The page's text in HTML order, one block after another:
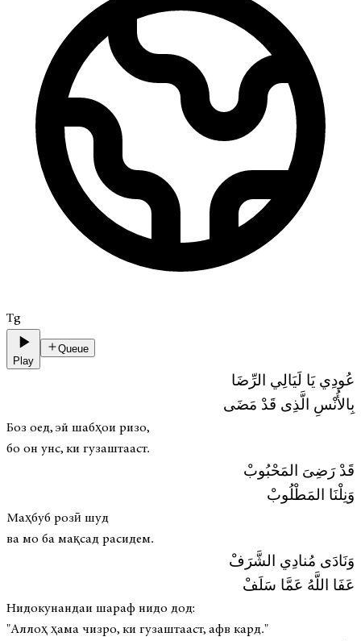
Tg
Play
Queue
عُودِي يَا لَيَالِي الرِّضَا
بِالأُنْسِ الَّذِى قَدْ مَضَى
Боз оед, эй шабҳои ризо,
бо он унс, ки гузаштааст.
قَدْ رَضِىَ المَحْبُوبْ
وَنِلْنَا المَطْلُوبْ
Маҳбуб розӣ шуд
ва мо ба мақсад расидем.
وَنَادَى مُنادِي الشَّرَفْ
عَفَا اللَّهُ عَمَّا سَلَفْ
Нидокунандаи шараф нидо дод:
"Аллоҳ ҳама чизро, ки гузаштааст, афв кард."